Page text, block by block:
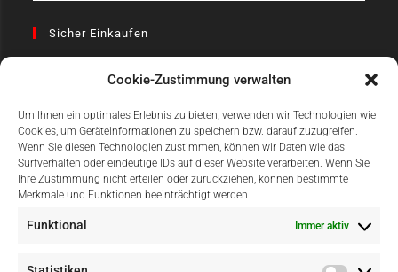
Cookie-Zustimmung verwalten
Um Ihnen ein optimales Erlebnis zu bieten, verwenden wir Technologien wie
Cookies, um Geräteinformationen zu speichern bzw. darauf zuzugreifen.
Wenn Sie diesen Technologien zustimmen, können wir Daten wie das
Surfverhalten oder eindeutige IDs auf dieser Website verarbeiten. Wenn Sie
Ihre Zustimmung nicht erteilen oder zurückziehen, können bestimmte
Merkmale und Funktionen beeinträchtigt werden.
Funktional Immer aktiv
Sicher Einkaufen
Einfach Online Bezahlen